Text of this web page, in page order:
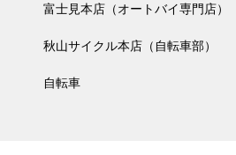
富士見本店（オートバイ専門店）
秋山サイクル本店（自転車部）
自転車